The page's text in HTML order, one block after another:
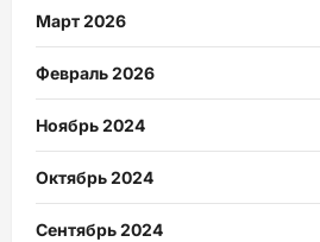
Март 2026
Февраль 2026
Ноябрь 2024
Октябрь 2024
Сентябрь 2024